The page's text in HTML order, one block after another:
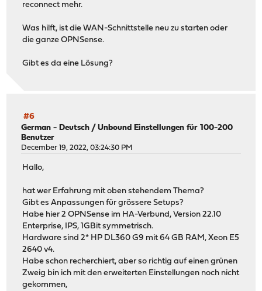
reconnect mehr.
Was hilft, ist die WAN-Schnittstelle neu zu starten oder
die ganze OPNSense.
Gibt es da eine Lösung?
#6
German - Deutsch /Unbound Einstellungen für 100-200
Benutzer
December 19, 2022, 03:24:30 PM
Hallo,
hat wer Erfahrung mit oben stehendem Thema?
Gibt es Anpassungen für grössere Setups?
Habe hier 2 OPNSense im HA-Verbund, Version 22.10
Enterprise, IPS, 1GBit symmetrisch.
Hardware sind 2* HP DL360 G9 mit 64 GB RAM, Xeon E5
2640 v4.
Habe schon recherchiert, aber so richtig auf einen grünen
Zweig bin ich mit den erweiterten Einstellungen noch nicht
gekommen,